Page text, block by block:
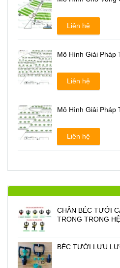
Liên hệ
Mô Hình Giải Pháp
Liên hệ
Mô Hình Giải Pháp
Liên hệ
CHÂN BÉC TƯỚI
TRONG TRONG
BÉC TƯỚI LƯU